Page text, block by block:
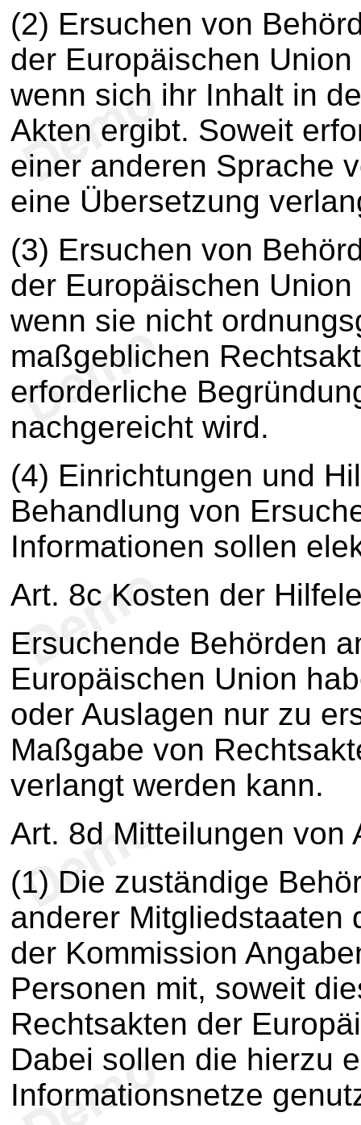
(2) Ersuchen von
der Europäischen
wenn sich ihr Inhalt in
Akten ergibt. Soweit
einer anderen Sprache
eine Übersetzung
(3) Ersuchen von
der Europäischen
wenn sie nicht
maßgeblichen
erforderliche
nachgereicht wird.
(4) Einrichtungen und
Behandlung von
Informationen sollen
Art. 8c Kosten der
Ersuchende Behörden
Europäischen Union
oder Auslagen nur zu
Maßgabe von
verlangt werden kann.
Art. 8d Mitteilungen von
(1) Die zuständige
anderer Mitgliedstaaten
der Kommission
Personen mit, soweit
Rechtsakten der
Dabei sollen die hierzu
Informationsnetze